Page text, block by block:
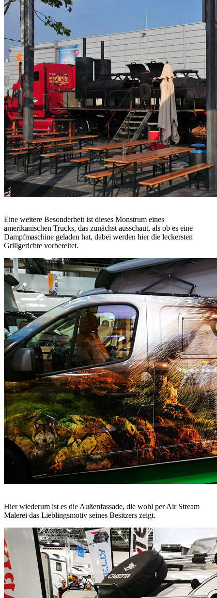
Eine weitere Besonderheit ist dieses Monstrum eines
amerikanischen Trucks, das zunächst ausschaut, als ob es eine
Dampfmaschine geladen hat, dabei werden hier die leckersten
Grillgerichte vorbereitet.
Hier wiederum ist es die Außenfassade, die wohl per Air Stream
Malerei das Lieblingsmotiv seines Besitzers zeigt.